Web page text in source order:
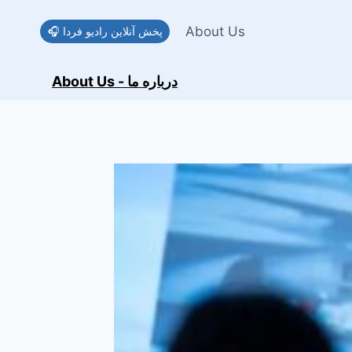
🎧 پخش آنلاین رادیو فردا About Us
About Us - درباره ما